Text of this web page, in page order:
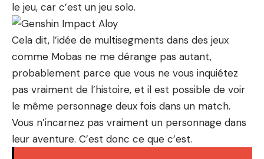
le jeu, car c’est un jeu solo.
Cela dit, l’idée de multisegments dans des jeux
comme Mobas ne me dérange pas autant,
probablement parce que vous ne vous inquiétez
pas vraiment de l’histoire, et il est possible de voir
le même personnage deux fois dans un match.
Vous n’incarnez pas vraiment un personnage dans
leur aventure. C’est donc ce que c’est.